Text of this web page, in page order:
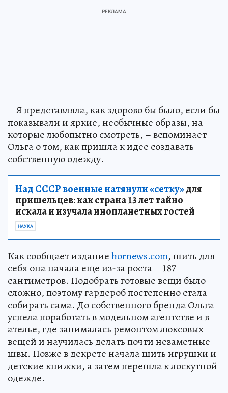
– Я представляла, как здорово бы было, если бы
показывали и яркие, необычные образы, на
которые любопытно смотреть, – вспоминает
Ольга о том, как пришла к идее создавать
собственную одежду.
Над СССР военные натянули «сетку»для
пришельцев: как страна 13 лет тайно
искала и изучала инопланетных гостей
НАУКА
Как сообщает изданиеhornews.com, шить для
себя она начала еще из-за роста – 187
сантиметров. Подобрать готовые вещи было
сложно, поэтому гардероб постепенно стала
собирать сама. До собственного бренда Ольга
успела поработать в модельном агентстве и в
ателье, где занималась ремонтом люксовых
вещей и научилась делать почти незаметные
швы. Позже в декрете начала шить игрушки и
детские книжки, а затем перешла к лоскутной
одежде.